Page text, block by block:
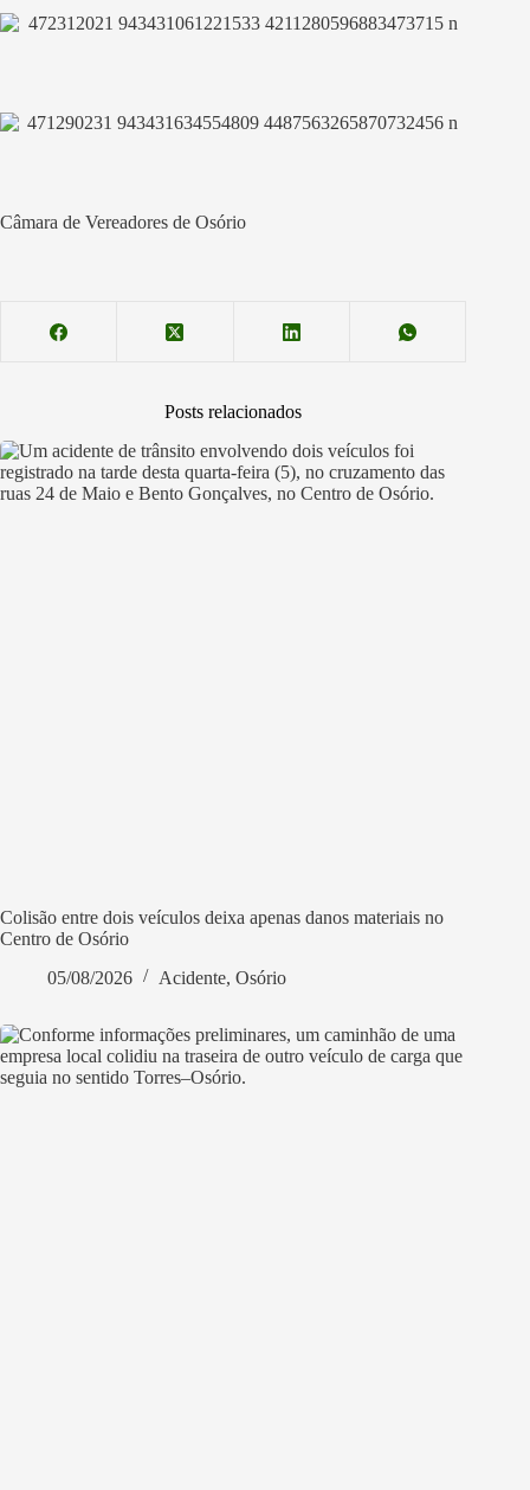
Câmara de Vereadores de Osório
Posts relacionados
Colisão entre dois veículos deixa apenas danos materiais no
Centro de Osório
05/08/2026
Acidente, Osório